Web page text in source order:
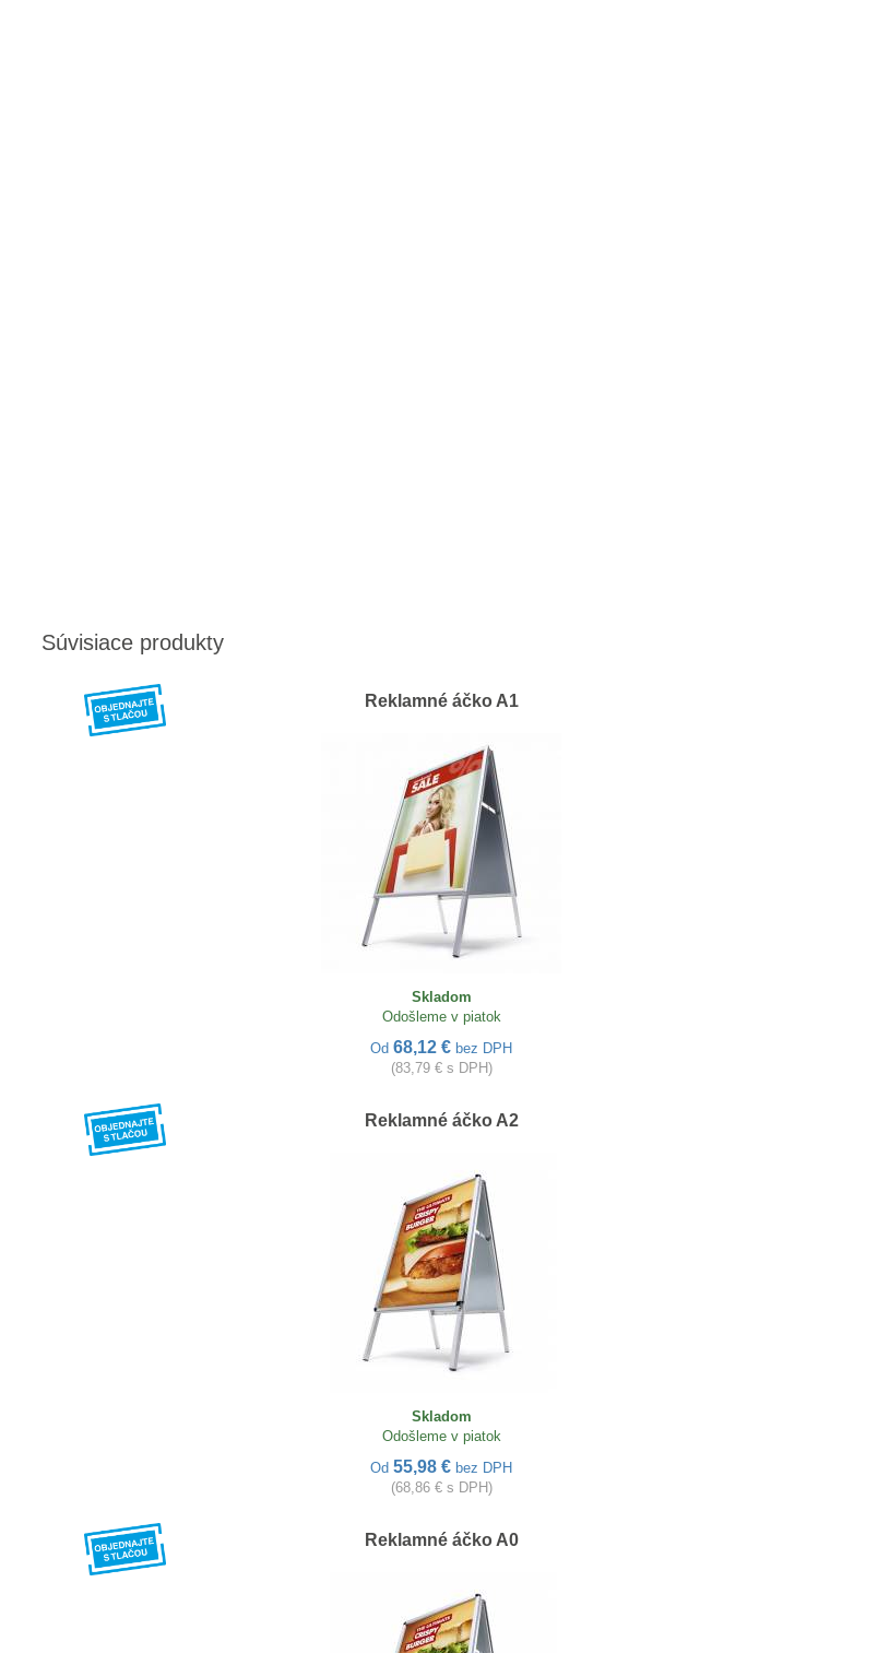
Súvisiace produkty
Reklamné áčko A1
Skladom
Odošleme v piatok
Od68,12 €bez DPH
(83,79 € s DPH)
Reklamné áčko A2
Skladom
Odošleme v piatok
Od55,98 €bez DPH
(68,86 € s DPH)
Reklamné áčko A0